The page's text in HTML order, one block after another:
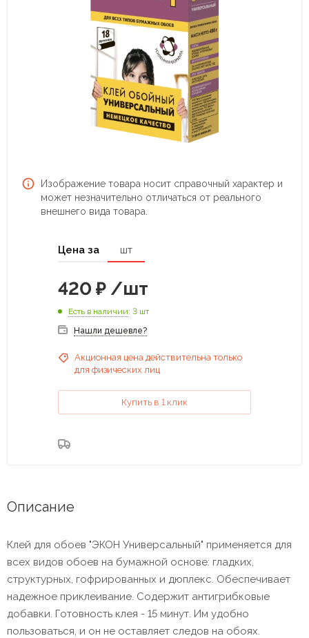
Изображение товара носит справочный характер и
может незначительно отличаться от реального
внешнего вида товара.
Цена за шт
420 ₽ /шт
Есть в наличии: 3 шт
Нашли дешевле?
Акционная цена действительна только
для физических лиц
Купить в 1 клик
Описание
Клей для обоев "ЭКОН Универсальный" применяется для
всех видов обоев на бумажной основе: гладких,
структурных, гофрированных и дюплекс. Обеспечивает
надежное приклеивание. Содержит антигрибковые
добавки. Готовность клея - 15 минут. Им удобно
пользоваться, и он не оставляет следов на обоях.